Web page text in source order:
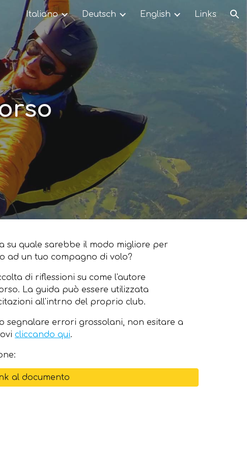
Italiano Deutsch English Links
su quale sarebbe il modo migliore per
ad un tuo compagno di volo?
di riflessioni su come l'autore
La guida può essere utilizzata
all'intrno del proprio club.
segnalare errori grossolani, non esitare a
cliccando qui.
al documento